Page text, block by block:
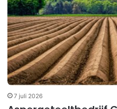
7 juli 2026